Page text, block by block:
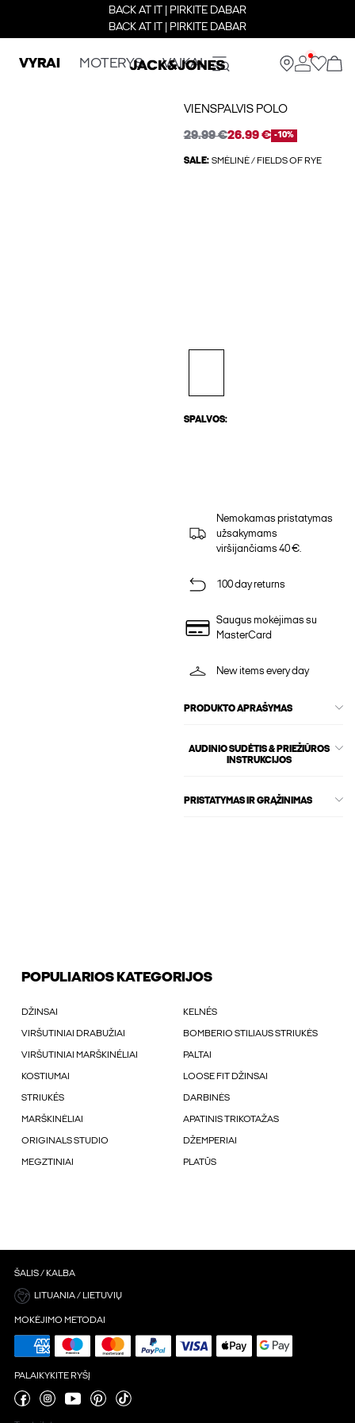
BACK AT IT | PIRKITE DABAR
BACK AT IT | PIRKITE DABAR
VYRAI MOTERYS VAIKAI
VIENSPALVIS POLO
29.99 €26.99 € -10%
SALE: SMĖLINĖ / FIELDS OF RYE
SPALVOS:
Nemokamas pristatymas
užsakymams
viršijančiams 40 €.
100 day returns
Saugus mokėjimas su
MasterCard
New items every day
PRODUKTO APRAŠYMAS
AUDINIO SUDĖTIS & PRIEŽIŪROS
INSTRUKCIJOS
PRISTATYMAS IR GRĄŽINIMAS
POPULIARIOS KATEGORIJOS
DŽINSAI KELNÉS
VIRŠUTINIAI DRABUŽIAI BOMBERIO STILIAUS STRIUKĖS
VIRŠUTINIAI MARŠKINÉLIAI PALTAI
KOSTIUMAI LOOSE FIT DŽINSAI
STRIUKÉS DARBINĖS
MARŠKINĖLIAI APATINIS TRIKOTAŽAS
ORIGINALS STUDIO DŽEMPERIAI
MEGZTINIAI PLATŪS
ŠALIS / KALBA
LITUANIA / LIETUVIŲ
MOKĖJIMO METODAI
PALAIKYKITE RYŠĮ